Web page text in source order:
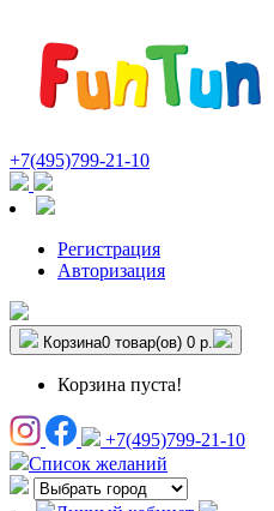
+7(495)799-21-10
Регистрация
Авторизация
Корзина0 товар(ов) 0 р.
Корзина пуста!
+7(495)799-21-10
Список желаний